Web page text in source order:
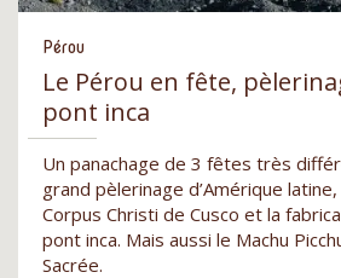
Pérou
Le Pérou en fête,
pont inca
Un panachage de 3 fêtes très
grand pèlerinage d’Amérique
Corpus Christi de Cusco et la
pont inca. Mais aussi le Machu
Sacrée.